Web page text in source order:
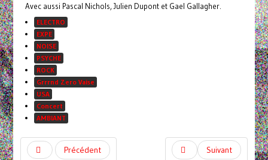
Avec aussi Pascal Nichols, Julien Dupont et Gael Gallagher.
ELECTRO
EXPE
NOISE
PSYCHE
ROCK
Grrrnd Zero Vaise
USA
Concert
AMBIANT
Précédent Suivant